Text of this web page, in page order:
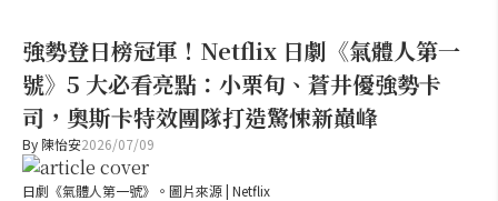
強勢登日榜冠軍！Netflix 日劇《氣體人第一
號》5 大必看亮點：小栗旬、蒼井優強勢卡
司，奧斯卡特效團隊打造驚悚新巔峰
By 陳怡安2026/07/09
日劇《氣體人第一號》。圖片來源 | Netflix